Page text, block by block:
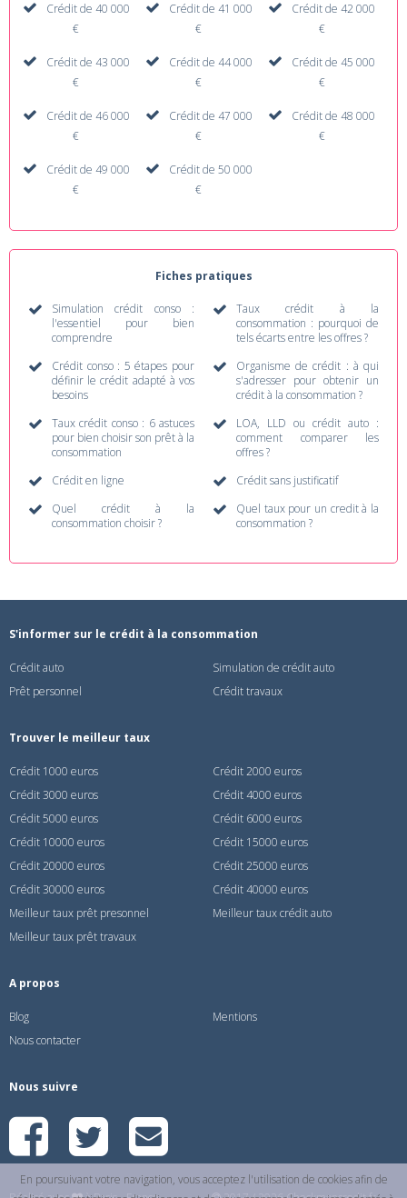
Crédit de 40 000
€
Crédit de 41 000
€
Crédit de 42 000
€
Crédit de 43 000
€
Crédit de 44 000
€
Crédit de 45 000
€
Crédit de 46 000
€
Crédit de 47 000
€
Crédit de 48 000
€
Crédit de 49 000
€
Crédit de 50 000
€
Fiches pratiques
Simulation crédit conso :
l'essentiel pour bien
comprendre
Taux crédit à la
consommation : pourquoi de
tels écarts entre les offres ?
Crédit conso : 5 étapes pour
définir le crédit adapté à vos
besoins
Organisme de crédit : à qui
s'adresser pour obtenir un
crédit à la consommation ?
Taux crédit conso : 6 astuces
pour bien choisir son prêt à la
consommation
LOA, LLD ou crédit auto :
comment comparer les
offres ?
Crédit en ligne
Crédit sans justificatif
Quel crédit à la
consommation choisir ?
Quel taux pour un credit à la
consommation ?
En poursuivant votre navigation, vous acceptez l'utilisation de cookies afin de
S'informer sur le crédit à la consommation
Crédit auto
Simulation de crédit auto
Prêt personnel
Crédit travaux
Trouver le meilleur taux
Crédit 1000 euros
Crédit 2000 euros
Crédit 3000 euros
Crédit 4000 euros
Crédit 5000 euros
Crédit 6000 euros
Crédit 10000 euros
Crédit 15000 euros
Crédit 20000 euros
Crédit 25000 euros
Crédit 30000 euros
Crédit 40000 euros
Meilleur taux prêt presonnel
Meilleur taux crédit auto
Meilleur taux prêt travaux
A propos
Blog
Mentions
Nous contacter
Nous suivre